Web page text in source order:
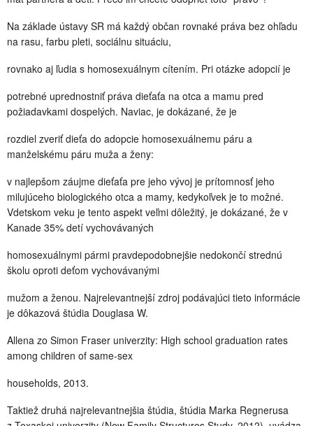
Na základe ústavy SR má každý občan rovnaké práva bez ohľadu
na rasu, farbu pleti, sociálnu situáciu,
rovnako aj ľudia s homosexuálnym cítením. Pri otázke adopcií je
potrebné uprednostniť práva dieťaťa na otca a mamu pred
požiadavkami dospelých. Naviac, je dokázané, že je
rozdiel zveriť dieťa do adopcie homosexuálnemu páru a
manželskému páru muža a ženy:
v najlepšom záujme dieťaťa pre jeho vývoj je prítomnosť jeho
milujúceho biologického otca a mamy, kedykoľvek je to možné.
Vdetskom veku je tento aspekt veľmi dôležitý, je dokázané, že v
Kanade 35% detí vychovávaných
homosexuálnymi pármi pravdepodobnejšie nedokončí strednú
školu oproti deťom vychovávanými
mužom a ženou. Najrelevantnejší zdroj podávajúci tieto informácie
je dôkazová štúdia Douglasa W.
Allena zo Simon Fraser univerzity: High school graduation rates
among children of same-sex
households, 2013.
Taktiež druhá najrelevantnejšia štúdia, štúdia Marka Regnerusa